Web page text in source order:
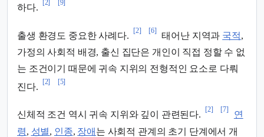
하다.
[2] [9]
출생 환경도 중요한 사례다.
[2] [6]
태어난 지역과 국적,
가정의 사회적 배경, 출신 집단은 개인이 직접 정할 수 없
는 조건이기 때문에 귀속 지위의 전형적인 요소로 다뤄
진다.
[2] [5]
신체적 조건 역시 귀속 지위와 깊이 관련된다.
[2] [7]
연
령, 성별, 인종, 장애 는 사회적 관계의 초기 단계에서 개